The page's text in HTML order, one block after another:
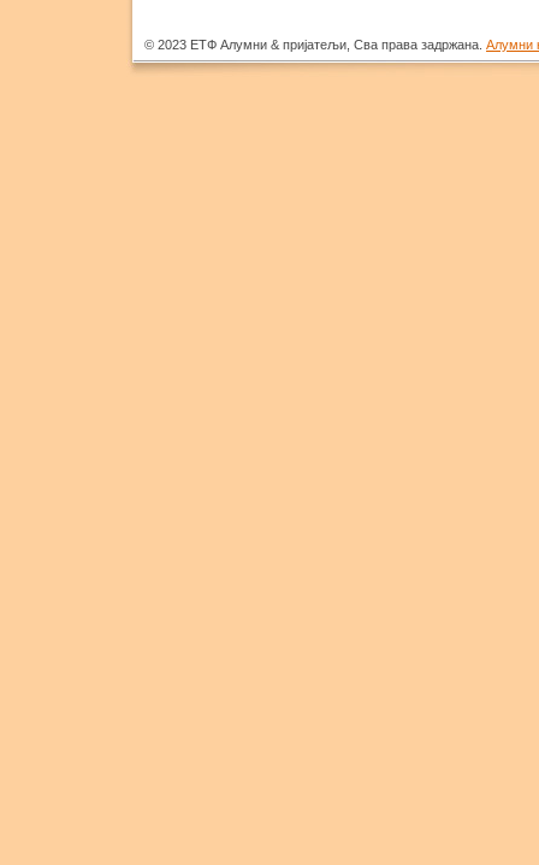
© 2023 ЕТФ Алумни & пријатељи, Сва права задржана. Алумни